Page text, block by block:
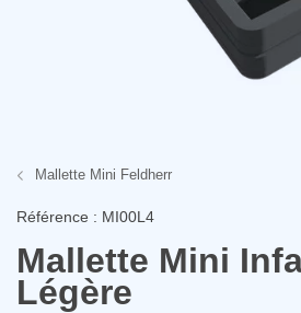
Mallette Mini Feldherr
Référence : MI00L4
Mallette Mini
Légère